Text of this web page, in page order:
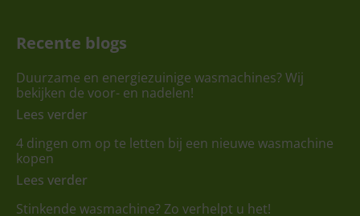
Recente blogs
Duurzame en energiezuinige wasmachines? Wij
bekijken de voor- en nadelen!
Lees verder
4 dingen om op te letten bij een nieuwe wasmachine
kopen
Lees verder
Stinkende wasmachine? Zo verhelpt u het!